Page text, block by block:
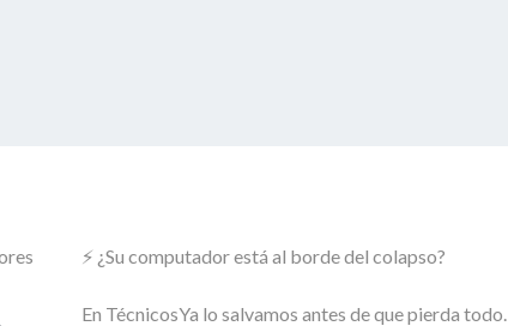
⚡ ¿Su computador está al borde del colapso?
En TécnicosYa lo salvamos antes de que pierda todo.